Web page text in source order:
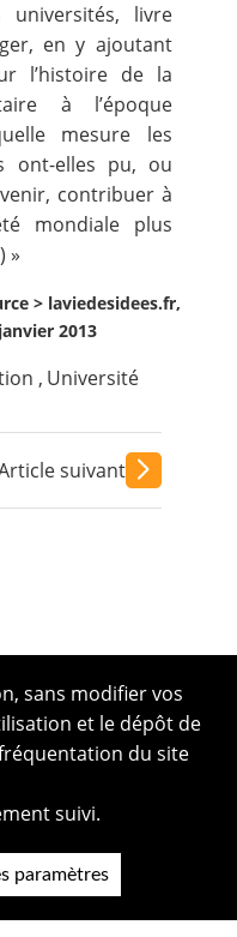
livre
en y ajoutant
l’histoire de la
à l’époque
mesure les
ont-elles pu, ou
contribuer à
mondiale plus
»
> laviedesidees.fr,
2013
, Université
suivant
sans modifier vos
et le dépôt de
du site
suivi.
paramètres